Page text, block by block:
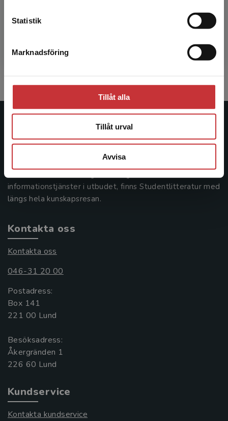
Statistik
Marknadsföring
Tillåt alla
Tillåt urval
Avvisa
Håll utkik efter den gröna symbolen med texten
"Statsbidrag läromedel", den är alla läromedel som
Studentlitteratur
ledande utbildningsförlag. Med läromedel, kurslitteratur,
informationstjänster i utbudet, finns Studentlitteratur med
längs hela kunskapsresan.
Kontakta oss
Kontakta oss
046-31 20 00
Postadress:
Box 141
221 00 Lund
Besöksadress:
Åkergränden 1
Kundservice
Kontakta kundservice